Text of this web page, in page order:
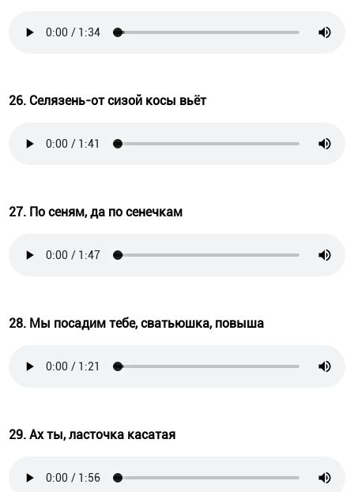
26. Селязень-от сизой косы вьёт
27. По сеням, да по сенечкам
28. Мы посадим тебе, сватьюшка, повыша
29. Ах ты, ласточка касатая